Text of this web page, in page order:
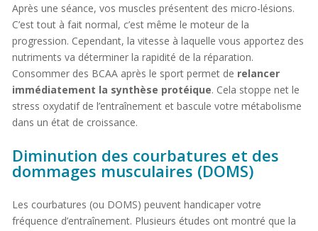
Après une séance, vos muscles présentent des micro-lésions.
C’est tout à fait normal, c’est même le moteur de la
progression. Cependant, la vitesse à laquelle vous apportez des
nutriments va déterminer la rapidité de la réparation.
Consommer des BCAA après le sport permet de relancer
immédiatement la synthèse protéique. Cela stoppe net le
stress oxydatif de l’entraînement et bascule votre métabolisme
dans un état de croissance.
Diminution des courbatures et des
dommages musculaires (DOMS)
Les courbatures (ou DOMS) peuvent handicaper votre
fréquence d’entraînement. Plusieurs études ont montré que la